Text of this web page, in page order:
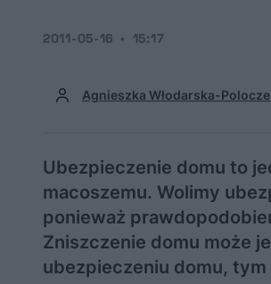
Agnieszka Włodarska-
2011-05-16 15:17
Ubezpieczenie domu to
macoszemu. Wolimy
ponieważ
Zniszczenie domu może
ubezpieczeniu domu,